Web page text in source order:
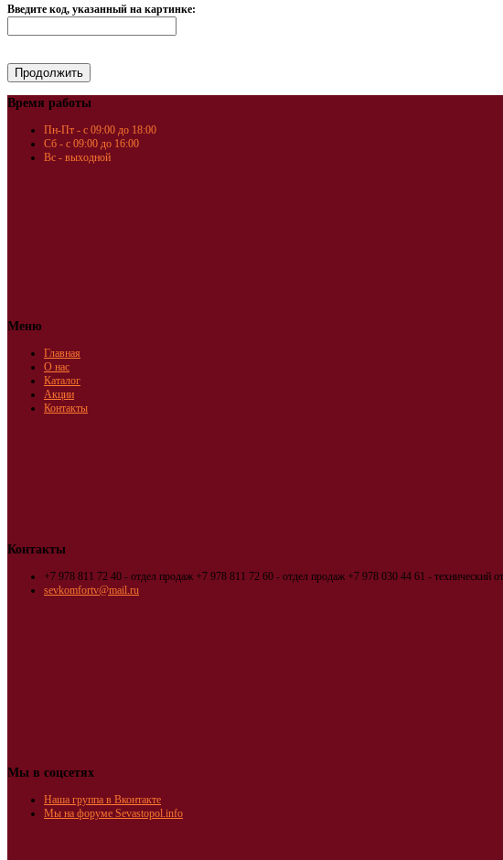
Введите код, указанный на картинке:
Время работы
Пн-Пт - с 09:00 до 18:00
Сб - с 09:00 до 16:00
Вс - выходной
Меню
Главная
О нас
Каталог
Акции
Контакты
Контакты
+7 978 811 72 40 - отдел продаж +7 978 811 72 60 - отдел продаж +7 978 030 44 61 - технический
sevkomfortv@mail.ru
Мы в соцсетях
Наша группа в Вконтакте
Мы на форуме Sevastopol.info